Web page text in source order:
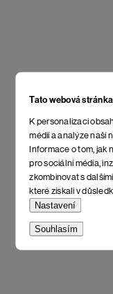
Tato webová
K personalizaci
médií a analýze naší
Informace o tom, jak
pro sociální média,
zkombinovat s
které získali v
Nastavení
Souhlasím